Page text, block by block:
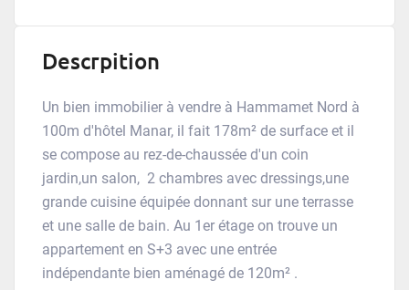
Descrpition
Un bien immobilier à vendre à Hammamet Nord à
100m d'hôtel Manar, il fait 178m² de surface et il
se compose au rez-de-chaussée d'un coin
jardin,un salon, 2 chambres avec dressings,une
grande cuisine équipée donnant sur une terrasse
et une salle de bain. Au 1er étage on trouve un
appartement en S+3 avec une entrée
indépendante bien aménagé de 120m² .